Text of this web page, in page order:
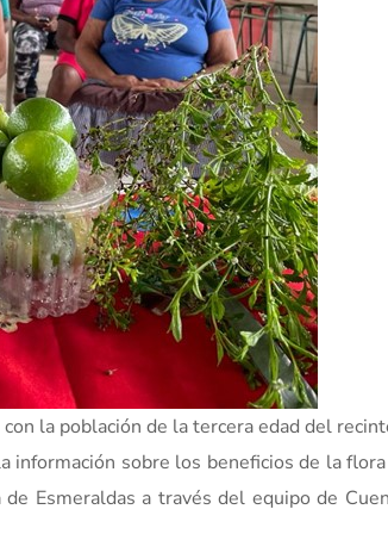
la población de la tercera edad del
información sobre los beneficios de la
Esmeraldas a través del equipo de